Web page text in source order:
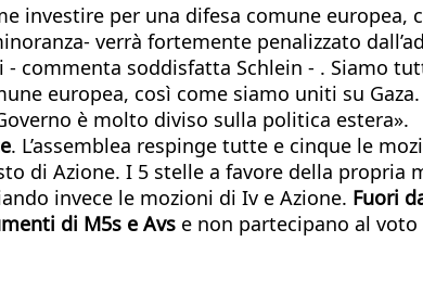
investire per una difesa comune
verrà fortemente penalizzato
commenta soddisfatta Schlein - . Siamo
europea, così come siamo uniti su
è molto diviso sulla politica estera».
. L’assemblea respinge tutte e cinque le
di Azione. I 5 stelle a favore della propria
invece le mozioni di Iv e Azione. Fuori
di M5s e Avs e non partecipano al